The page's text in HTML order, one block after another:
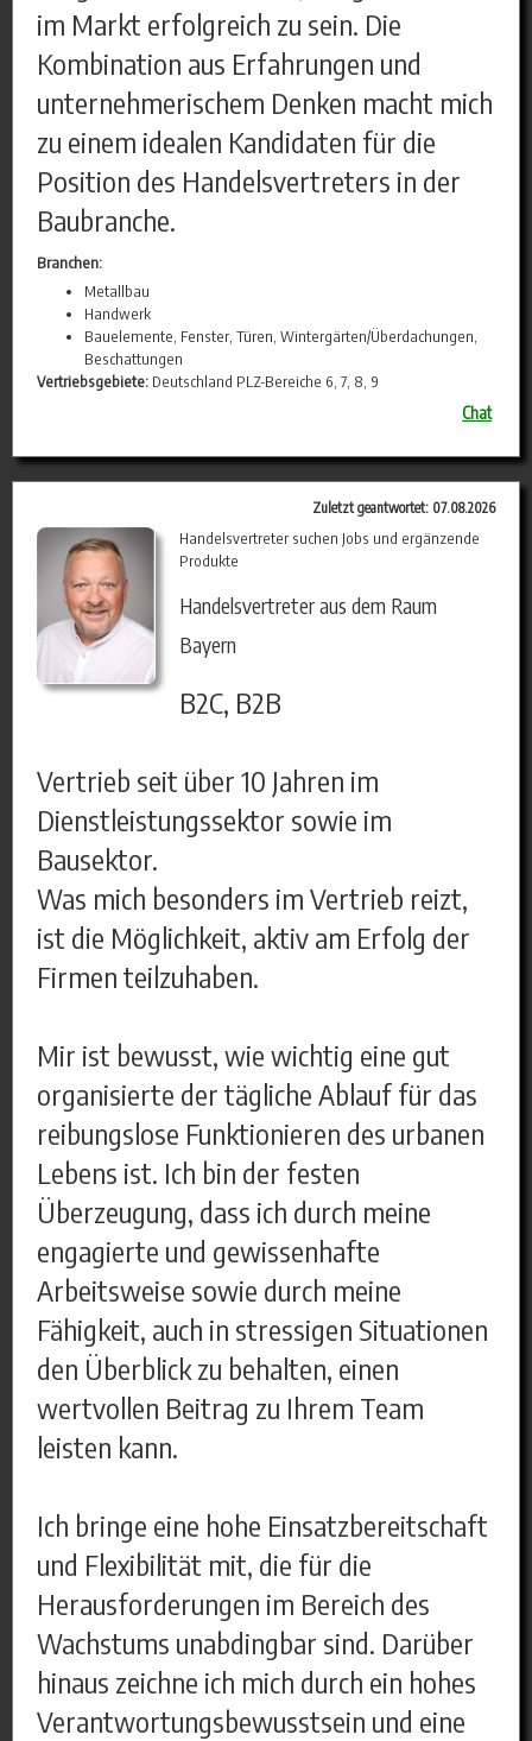
im Markt erfolgreich zu sein. Die
Kombination aus Erfahrungen und
unternehmerischem Denken macht mich
zu einem idealen Kandidaten für die
Position des Handelsvertreters in der
Baubranche.
Branchen:
Metallbau
Handwerk
Bauelemente, Fenster, Türen, Wintergärten/Überdachungen,
Beschattungen
Vertriebsgebiete: Deutschland PLZ-Bereiche 6, 7, 8, 9
Chat
Zuletzt geantwortet: 07.08.2026
Handelsvertreter suchen Jobs und ergänzende
Produkte
Handelsvertreter aus dem Raum
Bayern
B2C, B2B
Vertrieb seit über 10 Jahren im
Dienstleistungssektor sowie im
Bausektor.
Was mich besonders im Vertrieb reizt,
ist die Möglichkeit, aktiv am Erfolg der
Firmen teilzuhaben.
Mir ist bewusst, wie wichtig eine gut
organisierte der tägliche Ablauf für das
reibungslose Funktionieren des urbanen
Lebens ist. Ich bin der festen
Überzeugung, dass ich durch meine
engagierte und gewissenhafte
Arbeitsweise sowie durch meine
Fähigkeit, auch in stressigen Situationen
den Überblick zu behalten, einen
wertvollen Beitrag zu Ihrem Team
leisten kann.
Ich bringe eine hohe Einsatzbereitschaft
und Flexibilität mit, die für die
Herausforderungen im Bereich des
Wachstums unabdingbar sind. Darüber
hinaus zeichne ich mich durch ein hohes
Verantwortungsbewusstsein und eine